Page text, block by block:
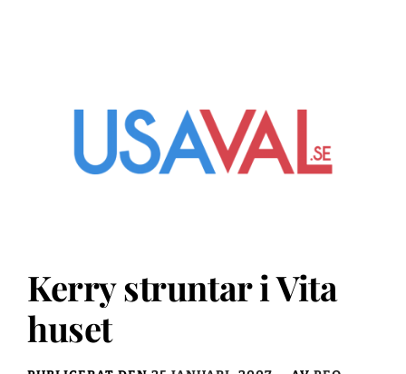
Kerry struntar i Vita
huset